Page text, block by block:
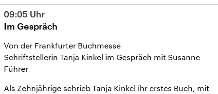
09:05 Uhr
Im Gespräch
Von der Frankfurter Buchmesse
Schriftstellerin Tanja Kinkel im Gespräch mit Susanne
Führer
Als Zehnjährige schrieb Tanja Kinkel ihr erstes Buch, mit